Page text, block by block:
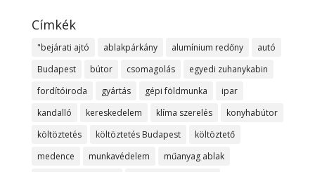
Címkék
"bejárati ajtó ablakpárkány alumínium redőny
autó
Budapest
bútor csomagolás
egyedi zuhanykabin
fordítóiroda
gyártás gépi földmunka
ipar
kandalló
kereskedelem klíma szerelés
konyhabútor
költöztetés
költöztetés Budapest
költöztető
medence
munkavédelem műanyag ablak